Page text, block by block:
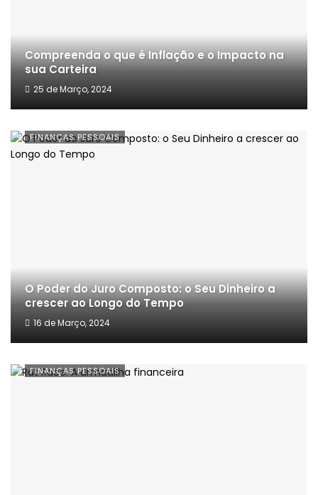
Compreenda o que é Inflação e o Impacto na
sua Carteira
25 de Março, 2024
FINANÇAS PESSOAIS
O Poder do Juro Composto: o Seu Dinheiro a
crescer ao Longo do Tempo
16 de Março, 2024
FINANÇAS PESSOAIS